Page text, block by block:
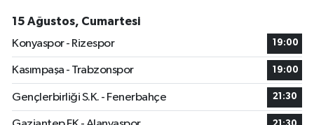
15 Ağustos, Cumartesi
Konyaspor - Rizespor
19:00
Kasımpaşa - Trabzonspor 19:00
Gençlerbirliği S.K. - Fenerbahçe 21:30